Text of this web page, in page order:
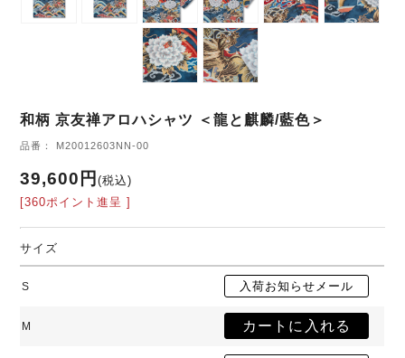
和柄 京友禅アロハシャツ ＜龍と麒麟/藍色＞
品番： M20012603NN-00
39,600円(税込)
[360ポイント進呈 ]
サイズ
S
M